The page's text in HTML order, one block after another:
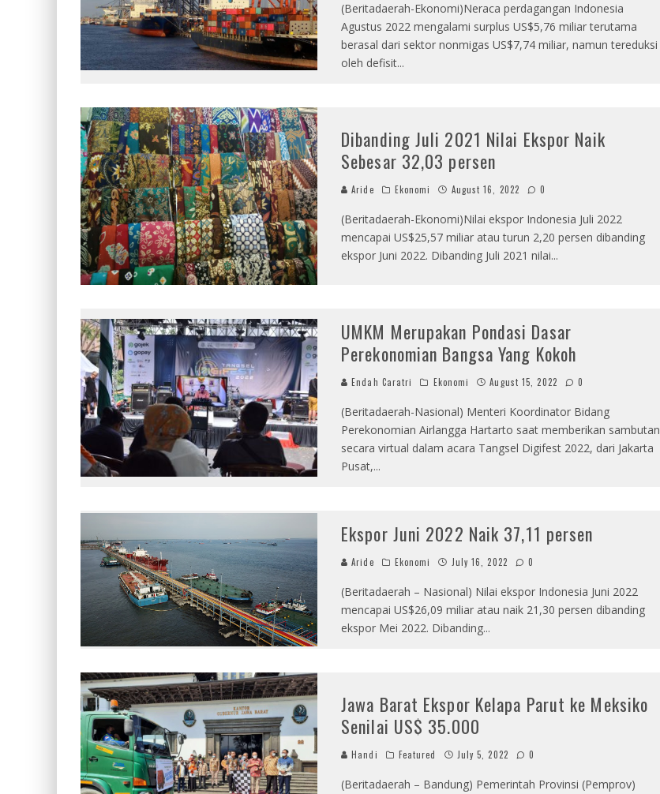
(Beritadaerah-Ekonomi)Neraca perdagangan Indonesia
Agustus 2022 mengalami surplus US$5,76 miliar terutama
berasal dari sektor nonmigas US$7,74 miliar, namun tereduksi
oleh defisit...
Dibanding Juli 2021 Nilai Ekspor Naik
Sebesar 32,03 persen
Aride Ekonomi August 16, 2022 0
(Beritadaerah-Ekonomi)Nilai ekspor Indonesia Juli 2022
mencapai US$25,57 miliar atau turun 2,20 persen dibanding
ekspor Juni 2022. Dibanding Juli 2021 nilai...
UMKM Merupakan Pondasi Dasar
Perekonomian Bangsa Yang Kokoh
Endah Caratri Ekonomi August 15, 2022 0
(Beritadaerah-Nasional) Menteri Koordinator Bidang
Perekonomian Airlangga Hartarto saat memberikan sambutan
secara virtual dalam acara Tangsel Digifest 2022, dari Jakarta
Pusat,...
Ekspor Juni 2022 Naik 37,11 persen
Aride Ekonomi July 16, 2022 0
(Beritadaerah – Nasional) Nilai ekspor Indonesia Juni 2022
mencapai US$26,09 miliar atau naik 21,30 persen dibanding
ekspor Mei 2022. Dibanding...
Jawa Barat Ekspor Kelapa Parut ke Meksiko
Senilai US$ 35.000
Handi Featured July 5, 2022 0
(Beritadaerah – Bandung) Pemerintah Provinsi (Pemprov)